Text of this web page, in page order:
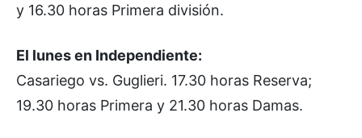
y 16.30 horas Primera división.
El lunes en Independiente:
Casariego vs. Guglieri. 17.30 horas Reserva;
19.30 horas Primera y 21.30 horas Damas.